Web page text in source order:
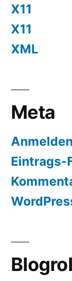
X11
X11
XML
Meta
Anmelden
Eintrags-